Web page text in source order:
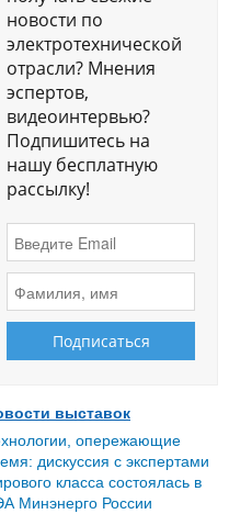
новости по
электротехнической
отрасли? Мнения
эспертов,
видеоинтервью?
Подпишитесь на
нашу бесплатную
рассылку!
выставок
опережающие
дискуссия с экспертами
класса состоялась в
Минэнерго России